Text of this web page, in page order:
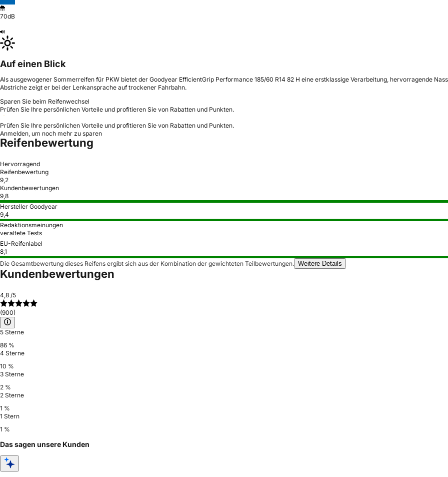
70dB
Auf einen Blick
Als ausgewogener Sommerreifen für PKW bietet der Goodyear EfficientGrip Performance 185/60 R14 82 H eine erstklassige Verarbeitung, hervorragende
Abstriche zeigt er bei der Lenkansprache auf trockener Fahrbahn.
Sparen Sie beim Reifenwechsel
Prüfen Sie Ihre persönlichen Vorteile und profitieren Sie von Rabatten und Punkten.
Prüfen Sie Ihre persönlichen Vorteile und profitieren Sie von Rabatten und Punkten.
Anmelden, um noch mehr zu sparen
Reifenbewertung
Hervorragend
Reifenbewertung
9,2
Kundenbewertungen
9,8
Hersteller Goodyear
9,4
Redaktionsmeinungen
veraltete Tests
EU-Reifenlabel
8,1
Die Gesamtbewertung dieses Reifens ergibt sich aus der Kombination der gewichteten Teilbewertungen. Weitere Details
Kundenbewertungen
4,8 /5
(900)
5 Sterne
86 %
4 Sterne
10 %
3 Sterne
2 %
2 Sterne
1 %
1 Stern
1 %
Das sagen unsere Kunden